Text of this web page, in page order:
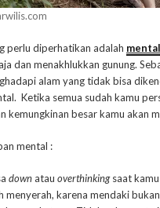
perlu diperhatikan adalah mental
dan menakhlukkan gunung.
alam yang tidak bisa
Ketika semua sudah kamu
kemungkinan besar kamu akan
mental :
downatau overthinkingsaat
menyerah, karena mendaki